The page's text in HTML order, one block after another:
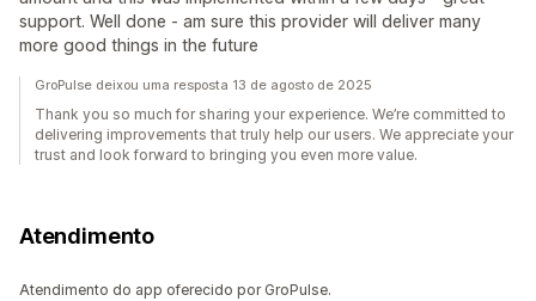
support. Well done - am sure this provider will deliver many
more good things in the future
GroPulse deixou uma resposta 13 de agosto de 2025
Thank you so much for sharing your experience. We’re committed to
delivering improvements that truly help our users. We appreciate your
trust and look forward to bringing you even more value.
Atendimento
Atendimento do app oferecido por GroPulse.